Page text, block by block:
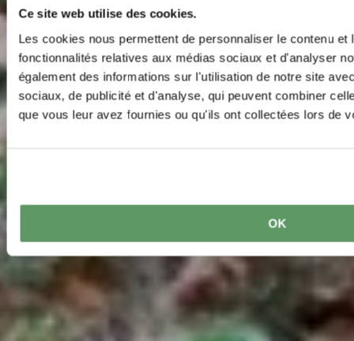
Ce site web utilise des cookies.
Les cookies nous permettent de personnaliser le contenu
fonctionnalités relatives aux médias sociaux et d'analyser
également des informations sur l'utilisation de notre site
sociaux, de publicité et d'analyse, qui peuvent combiner
que vous leur avez fournies ou qu'ils ont collectées lors de
OK